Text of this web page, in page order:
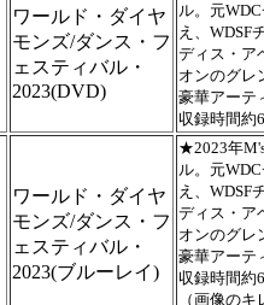
ワールド・ダイヤ
モンズ/ダンス・フ
ェスティバル・
2023(DVD)
ル。元
え、WDSF
ディス・ア
オンのグレ
豪華アーテ
収録時間約
ワールド・ダイヤ
モンズ/ダンス・フ
ェスティバル・
2023(ブルーレイ)
★2023年
ル。元
え、WDSF
ディス・ア
オンのグレ
豪華アーテ
収録時間約
（画像の